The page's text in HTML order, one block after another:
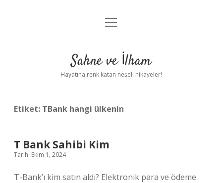
Anasayfa
Yasal Uyarı
menüyü
Sahne ve İlham
Hayatına renk katan neşeli hikayeler!
Etiket: TBank hangi ülkenin
T Bank Sahibi Kim
Tarih: Ekim 1, 2024
T-Bank’ı kim satın aldı? Elektronik para ve ödeme